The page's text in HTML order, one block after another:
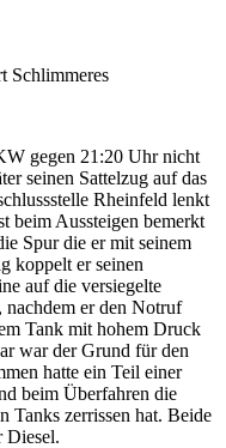
Schlimmeres
gegen 21:20 Uhr nicht
seinen Sattelzug auf das
Rheinfeld lenkt
beim Aussteigen bemerkt
Spur die er mit seinem
koppelt er seinen
auf die versiegelte
nachdem er den Notruf
Tank mit hohem Druck
war der Grund für den
hatte ein Teil einer
beim Überfahren die
Tanks zerrissen hat. Beide
Diesel.